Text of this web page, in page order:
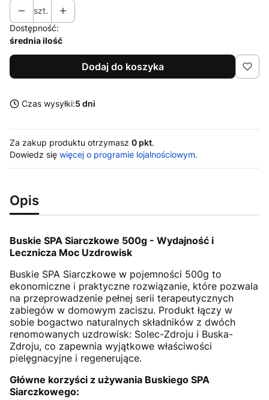
szt.
Dostępność:
średnia ilość
Dodaj do koszyka
Czas wysyłki:5 dni
Za zakup produktu otrzymasz 0 pkt.
Dowiedz się więcej o programie lojalnościowym.
Opis
Buskie SPA Siarczkowe 500g - Wydajność i
Lecznicza Moc Uzdrowisk
Buskie SPA Siarczkowe w pojemności 500g to
ekonomiczne i praktyczne rozwiązanie, które pozwala
na przeprowadzenie pełnej serii terapeutycznych
zabiegów w domowym zaciszu. Produkt łączy w
sobie bogactwo naturalnych składników z dwóch
renomowanych uzdrowisk: Solec-Zdroju i Buska-
Zdroju, co zapewnia wyjątkowe właściwości
pielęgnacyjne i regenerujące.
Główne korzyści z używania Buskiego SPA
Siarczkowego: